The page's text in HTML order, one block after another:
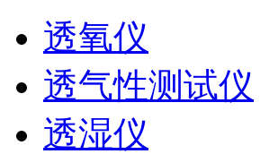
透氧仪
透气性测试仪
透湿仪